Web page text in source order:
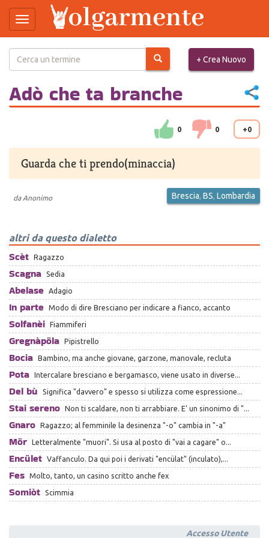
Salta
contenuto
Toggle
navigation
+ Crea Nuovo
Adò che ta branche
0 0 +0
Guarda che ti prendo(minaccia)
da Anonimo Brescia, BS, Lombardia
altri da questo dialetto
Scèt Ragazzo
Scagna Sedia
Abelase Adagio
In parte Modo di dire Bresciano per indicare a fianco, accanto
Solfanèi Fiammiferi
Gregnàpöla Pipistrello
Bocia Bambino, ma anche giovane, garzone, manovale, recluta
Pota Intercalare bresciano e bergamasco, viene usato in diverse...
Del bù Significa "davvero" e spesso si utilizza come espressione...
Stai sereno Non ti scaldare, non ti arrabbiare. E' un sinonimo di "...
Gnaro Ragazzo; al femminile la desinenza "-o" cambia in "-a"
Mör Letteralmente "muori". Si usa al posto di "vai a cagare" o...
Encület Vaffanculo. Da qui poi i derivati "encülat" (inculato),...
Fes Molto, tanto, un casino scritto anche fex
Somiòt Scimmia